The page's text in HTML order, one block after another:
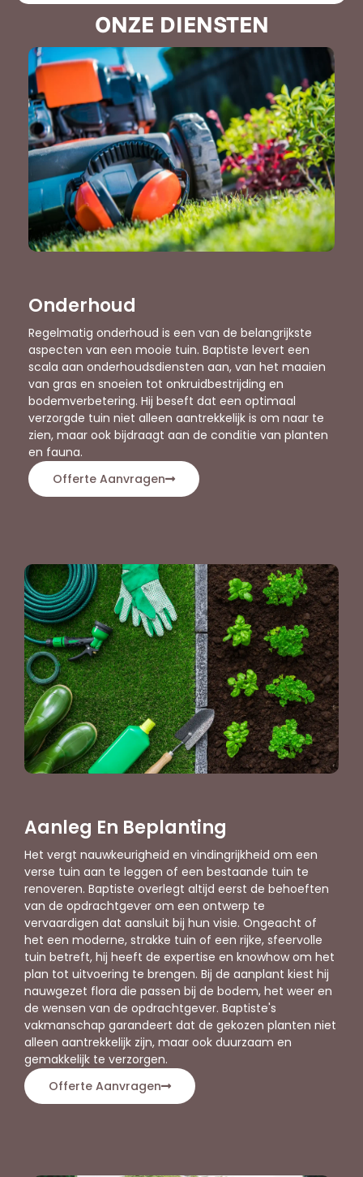
ONZE DIENSTEN
Onderhoud
Regelmatig onderhoud is een van de belangrijkste
aspecten van een mooie tuin. Baptiste levert een
scala aan onderhoudsdiensten aan, van het maaien
van gras en snoeien tot onkruidbestrijding en
bodemverbetering. Hij beseft dat een optimaal
verzorgde tuin niet alleen aantrekkelijk is om naar te
zien, maar ook bijdraagt aan de conditie van planten
en fauna.
Offerte Aanvragen
Aanleg En Beplanting
Het vergt nauwkeurigheid en vindingrijkheid om een
verse tuin aan te leggen of een bestaande tuin te
renoveren. Baptiste overlegt altijd eerst de behoeften
van de opdrachtgever om een ontwerp te
vervaardigen dat aansluit bij hun visie. Ongeacht of
het een moderne, strakke tuin of een rijke, sfeervolle
tuin betreft, hij heeft de expertise en knowhow om het
plan tot uitvoering te brengen. Bij de aanplant kiest hij
nauwgezet flora die passen bij de bodem, het weer en
de wensen van de opdrachtgever. Baptiste's
vakmanschap garandeert dat de gekozen planten niet
alleen aantrekkelijk zijn, maar ook duurzaam en
gemakkelijk te verzorgen.
Offerte Aanvragen